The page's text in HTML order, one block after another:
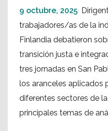
9 octubre, 2025
trabajadores/as de la
Finlandia debatieron
transición justa e
tres jornadas en San
los aranceles aplicados
diferentes sectores de
principales temas de